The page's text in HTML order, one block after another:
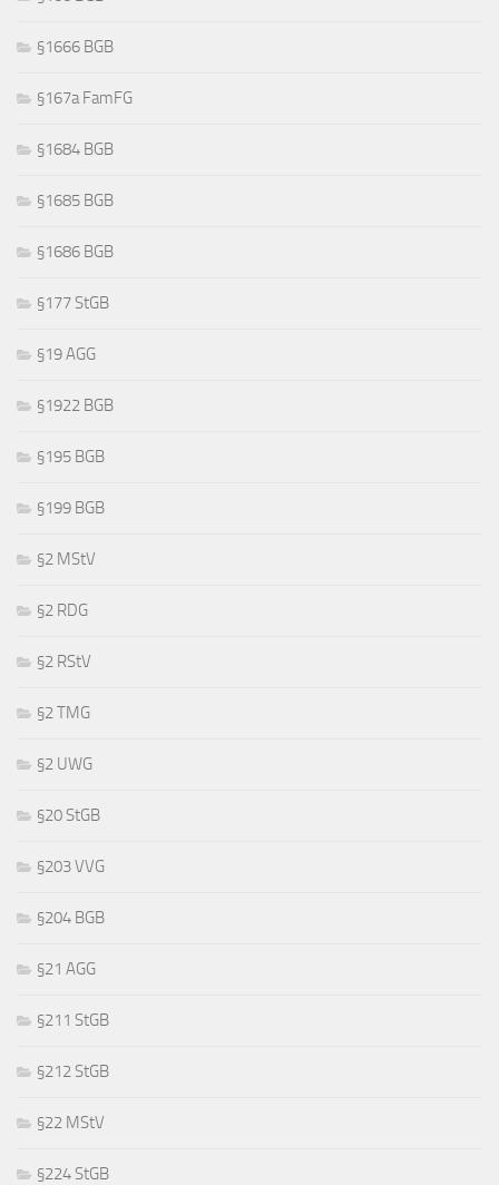
§1666 BGB
§167a FamFG
§1684 BGB
§1685 BGB
§1686 BGB
§177 StGB
§19 AGG
§1922 BGB
§195 BGB
§199 BGB
§2 MStV
§2 RDG
§2 RStV
§2 TMG
§2 UWG
§20 StGB
§203 VVG
§204 BGB
§21 AGG
§211 StGB
§212 StGB
§22 MStV
§224 StGB